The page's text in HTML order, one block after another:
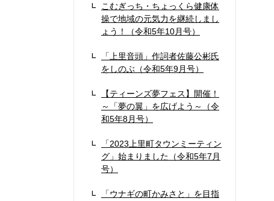
こむぎっち・ちょっくら健康体
操で地域の元気力を継続しまし
ょう！（令和5年10月号）
「上里音頭」作詞者佐藤公彬氏
をしのぶ（令和5年9月号）
【ティーンズ夢フェス】開催！
～「夢の翼」を広げよう～（令
和5年8月号）
「2023上里町タウンミーティン
グ」始まりました（令和5年7月
号）
「ウナギの町かみさと」を目指